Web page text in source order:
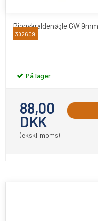
Ringskraldenøgle GW 9mm
BATO
302609
På lager
88,00
DKK
(ekskl. moms)